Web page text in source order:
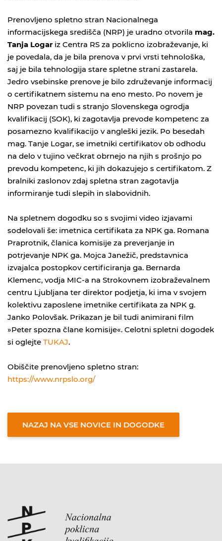
Prenovljeno spletno stran Nacionalnega
informacijskega središča (NRP) je uradno otvorila mag.
Tanja Logar iz Centra RS za poklicno izobraževanje, ki
je povedala, da je bila prenova v prvi vrsti tehnološka,
saj je bila tehnologija stare spletne strani zastarela.
Jedro vsebinske prenove je bilo združevanje informacij
o certifikatnem sistemu na eno mesto. Po novem je
NRP povezan tudi s stranjo Slovenskega ogrodja
kvalifikacij (SOK), ki zagotavlja prevode kompetenc za
posamezno kvalifikacijo v angleški jezik. Po besedah
mag. Tanje Logar, se imetniki certifikatov ob odhodu
na delo v tujino večkrat obrnejo na njih s prošnjo po
prevodu kompetenc, ki jih dokazujejo s certifikatom. Z
bralniki zaslonov zdaj spletna stran zagotavlja
informiranje tudi slepih in slabovidnih.
Na spletnem dogodku so s svojimi video izjavami
sodelovali še: imetnica certifikata za NPK ga. Romana
Praprotnik, članica komisije za preverjanje in
potrjevanje NPK ga. Mojca Janežič, predstavnica
izvajalca postopkov certificiranja ga. Bernarda
Klemenc, vodja MIC-a na Strokovnem izobraževalnem
centru Ljubljana ter direktor podjetja, ki ima v svojem
kolektivu zaposlene imetnike certifikata za NPK g.
Janko Polovšak. Prikazan je bil tudi animirani film
»Peter spozna člane komisije«. Celotni spletni dogodek
si oglejte TUKAJ.
Obiščite prenovljeno spletno stran:
https://www.nrpslo.org/
NAZAJ NA VSE NOVICE IN DOGODKE